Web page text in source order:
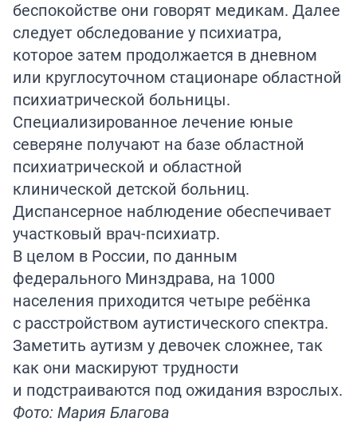
беспокойстве они говорят медикам. Далее
следует обследование у психиатра,
которое затем продолжается в дневном
или круглосуточном стационаре областной
психиатрической больницы.
Специализированное лечение юные
северяне получают на базе областной
психиатрической и областной
клинической детской больниц.
Диспансерное наблюдение обеспечивает
участковый врач-психиатр.
В целом в России, по данным
федерального Минздрава, на 1000
населения приходится четыре ребёнка
с расстройством аутистического спектра.
Заметить аутизм у девочек сложнее, так
как они маскируют трудности
и подстраиваются под ожидания взрослых.
Фото: Мария Благова